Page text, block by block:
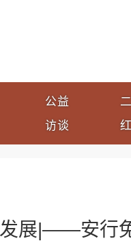
公益
访谈
展|——安行